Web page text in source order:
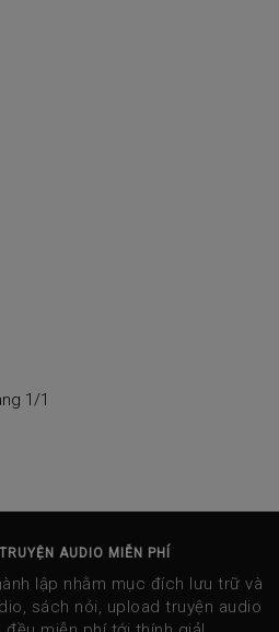
1/1
AUDIO MIỄN PHÍ
lập nhằm mục đích lưu trữ và
sách nói, upload truyện audio